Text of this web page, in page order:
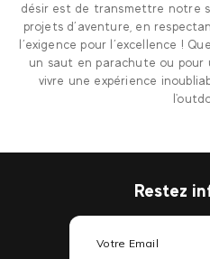
désir est de transmettre notre
projets d’aventure, en
l’exigence pour l’excellence !
un saut en parachute ou pour
vivre une expérience
Restez